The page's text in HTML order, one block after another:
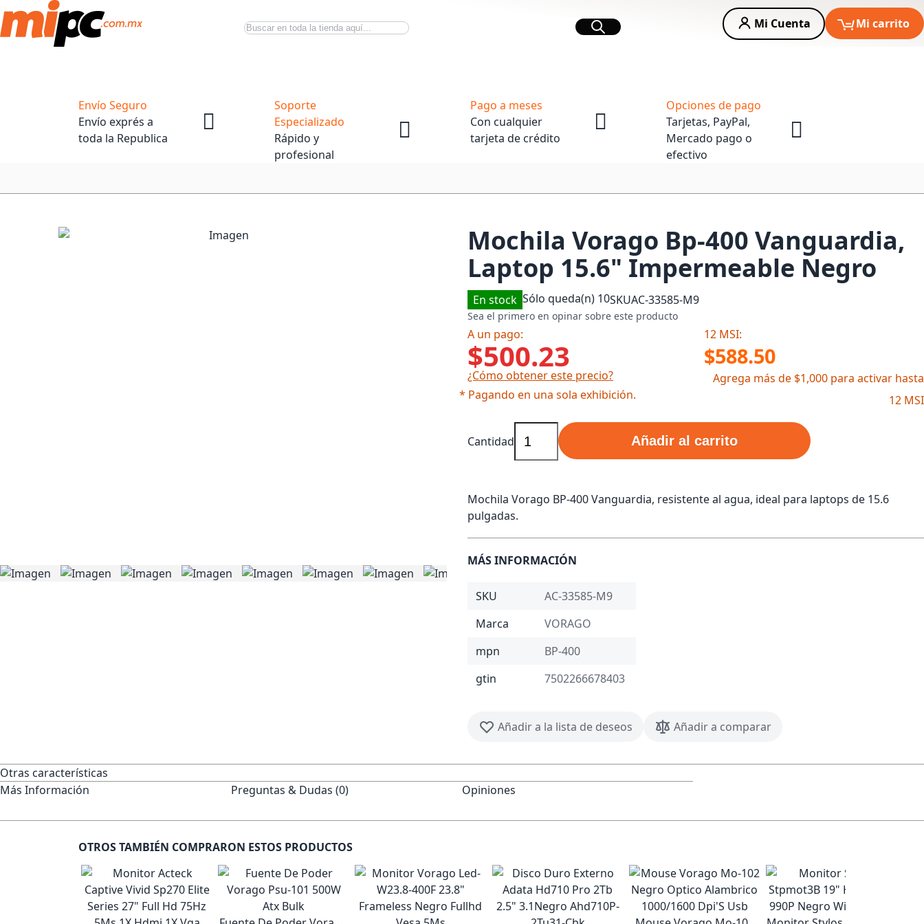
Buscar Buscar
Mi Cuenta Mi carrito
Envío Seguro
Envío exprés a
toda la Republica
Soporte
Especializado
Rápido y
profesional
Pago a meses
Con cualquier
tarjeta de crédito
Opciones de pago
Tarjetas, PayPal,
Mercado pago o
efectivo
Mochila Vorago Bp-400 Vanguardia,
Laptop 15.6" Impermeable Negro
En stock Sólo queda(n) 10SKUAC-33585-M9
Sea el primero en opinar sobre este producto
A un pago: 12 MSI:
$500.23 $588.50
¿Cómo obtener este precio?
* Pagando en una sola exhibición.
Agrega más de $1,000 para activar hasta
12 MSI
Cantidad Añadir al carrito
Mochila Vorago BP-400 Vanguardia, resistente al agua, ideal para laptops de 15.6
pulgadas.
MÁS INFORMACIÓN
SKU
AC-33585-M9
Marca
VORAGO
mpn
BP-400
gtin
7502266678403
Añadir a la lista de deseos Añadir a comparar
Otras características
Más Información
Preguntas & Dudas (0) Opiniones
OTROS TAMBIÉN COMPRARON ESTOS PRODUCTOS